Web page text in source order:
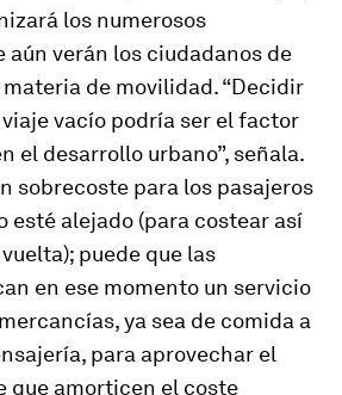
los numerosos
aún verán los ciudadanos de
de movilidad. “Decidir
vacío podría ser el factor
el desarrollo urbano”, señala.
sobrecoste para los pasajeros
esté alejado (para costear así
puede que las
en ese momento un servicio
ya sea de comida a
para aprovechar el
que amorticen el coste